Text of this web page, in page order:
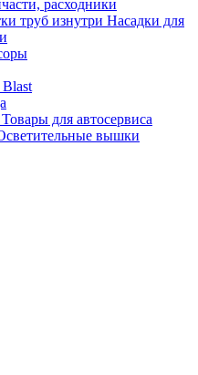
расходники
Насадки для
Blast
Товары для автосервиса
вышки